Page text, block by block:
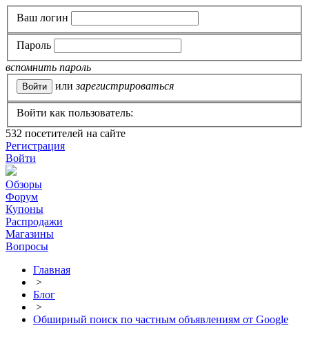
Ваш логин
Пароль
вспомнить пароль
или зарегистрироваться
Войти как пользователь:
532 посетителей на сайте
Регистрация
Войти
Обзоры
Форум
Купоны
Распродажи
Магазины
Вопросы
Главная
>
Блог
>
Обширный поиск по частным объявлениям от Google